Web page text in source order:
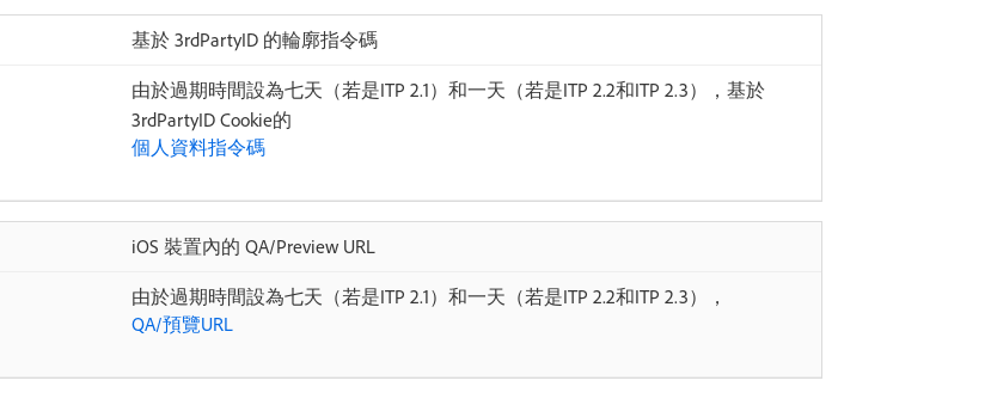
基於 3rdPartyID 的輪廓指令碼
由於過期時間設為七天（若是ITP 2.1）和一天（若是ITP 2.2和ITP 2.3），基於
3rdPartyID Cookie的
個人資料指令碼
iOS 裝置內的 QA/Preview URL
由於過期時間設為七天（若是ITP 2.1）和一天（若是ITP 2.2和ITP 2.3），
QA/預覽URL